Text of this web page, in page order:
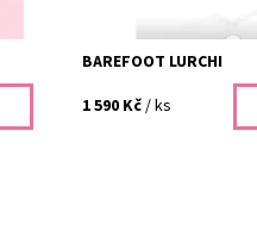
BAREFOOT LURCHI
1 590 Kč/ ks